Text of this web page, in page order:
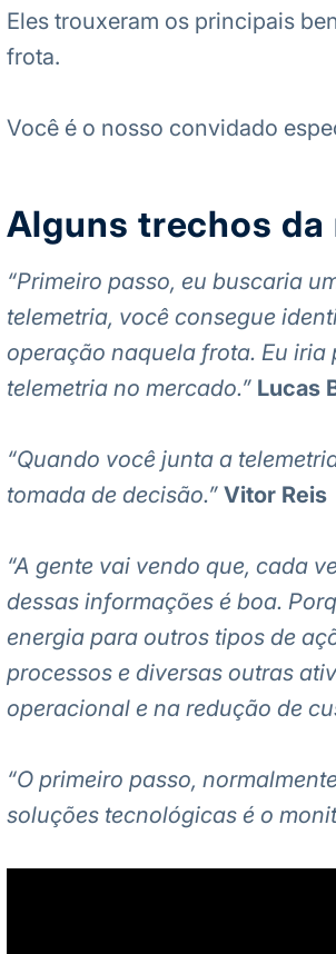
Eles trouxeram os principais
frota.
Você é o nosso convidado
Alguns trechos da
“Primeiro passo, eu buscaria
telemetria, você consegue
operação naquela frota. Eu
telemetria no mercado.” Lucas
“Quando você junta a
tomada de decisão.” Vitor Reis
“A gente vai vendo que, cada
dessas informações é boa.
energia para outros tipos de
processos e diversas outras
operacional e na redução de
“O primeiro passo,
soluções tecnológicas é o